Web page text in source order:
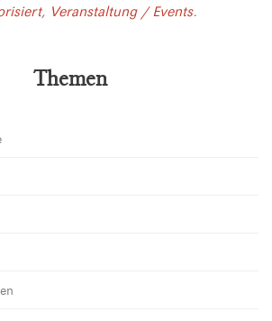
, Veranstaltung / Events.
Themen